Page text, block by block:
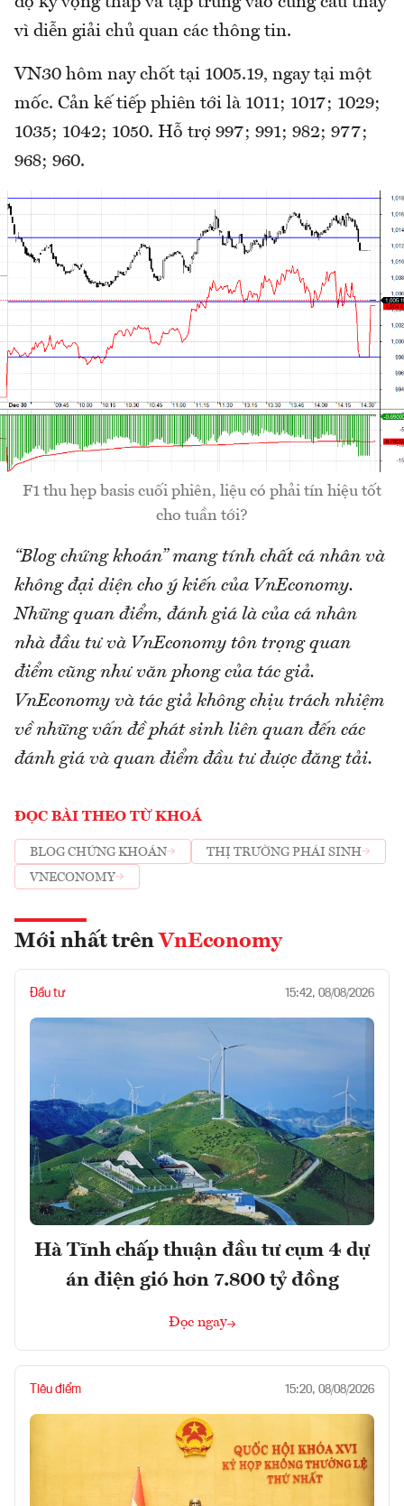
vì diễn giải chủ quan các thông tin.
VN30 hôm nay chốt tại 1005.19, ngay tại một
mốc. Cản kế tiếp phiên tới là 1011; 1017; 1029;
1035; 1042; 1050. Hỗ trợ 997; 991; 982; 977;
968; 960.
F1 thu hẹp basis cuối phiên, liệu có phải tín hiệu tốt
cho tuần tới?
“Blog chứng khoán” mang tính chất cá nhân và
không đại diện cho ý kiến của VnEconomy.
Những quan điểm, đánh giá là của cá nhân
nhà đầu tư và VnEconomy tôn trọng quan
điểm cũng như văn phong của tác giả.
VnEconomy và tác giả không chịu trách nhiệm
về những vấn đề phát sinh liên quan đến các
đánh giá và quan điểm đầu tư được đăng tải.
ĐỌC BÀI THEO TỪ KHOÁ
BLOG CHỨNG KHOÁN
THỊ TRƯỜNG PHÁI SINH
VNECONOMY
Mới nhất trên VnEconomy
Đầu tư 15:42, 08/08/2026
Hà Tĩnh chấp thuận đầu tư cụm 4 dự
án điện gió hơn 7.800 tỷ đồng
Đọc ngay
Tiêu điểm 15:20, 08/08/2026